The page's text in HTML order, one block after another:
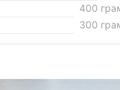
400
300